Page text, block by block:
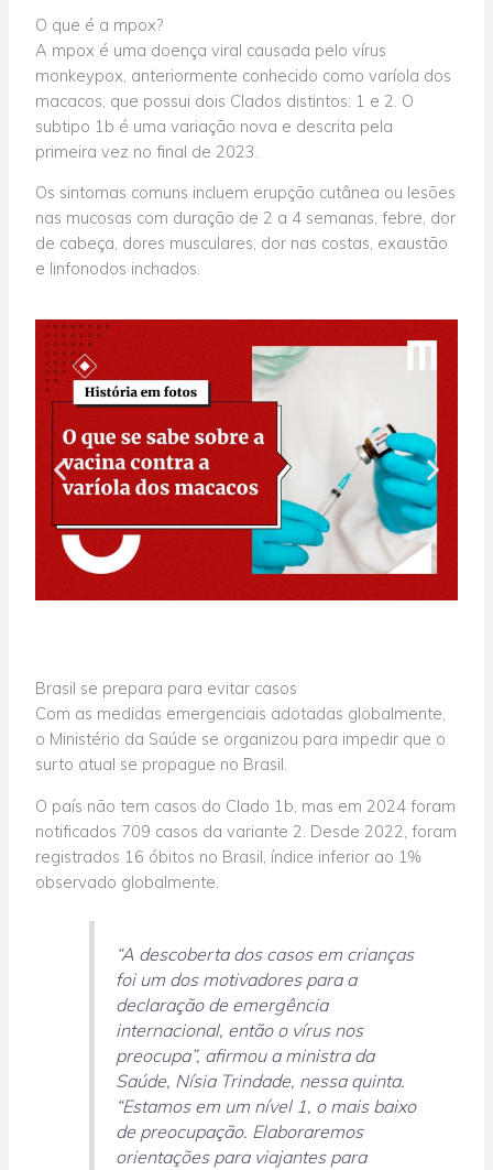
O que é a mpox?
A mpox é uma doença viral causada pelo vírus
monkeypox, anteriormente conhecido como varíola dos
macacos, que possui dois Clados distintos: 1 e 2. O
subtipo 1b é uma variação nova e descrita pela
primeira vez no final de 2023.
Os sintomas comuns incluem erupção cutânea ou lesões
nas mucosas com duração de 2 a 4 semanas, febre, dor
de cabeça, dores musculares, dor nas costas, exaustão
e linfonodos inchados.
Brasil se prepara para evitar casos
Com as medidas emergenciais adotadas globalmente,
o Ministério da Saúde se organizou para impedir que o
surto atual se propague no Brasil.
O país não tem casos do Clado 1b, mas em 2024 foram
notificados 709 casos da variante 2. Desde 2022, foram
registrados 16 óbitos no Brasil, índice inferior ao 1%
observado globalmente.
“A descoberta dos casos em crianças
foi um dos motivadores para a
declaração de emergência
internacional, então o vírus nos
preocupa”, afirmou a ministra da
Saúde, Nísia Trindade, nessa quinta.
“Estamos em um nível 1, o mais baixo
de preocupação. Elaboraremos
orientações para viajantes para